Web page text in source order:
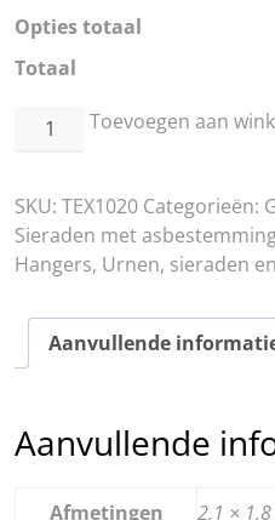
Opties totaal
Totaal
RVS
blauwe
steentjes
aantal
Toevoegen aan
SKU: TEX1020 Categorieën:
Sieraden met
Hangers, Urnen, sieraden
Aanvullende
Aanvullende
Afmetingen
2,1 ×